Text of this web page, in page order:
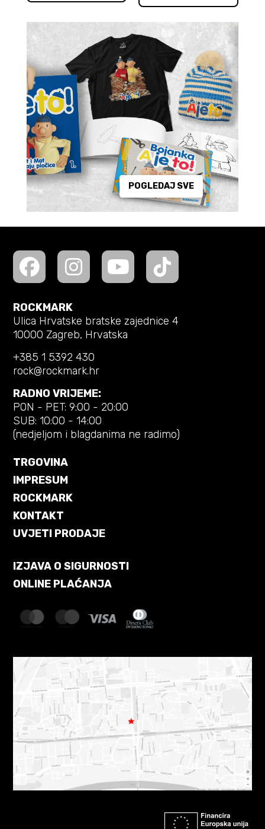
POGLEDAJ SVE
ROCKMARK
Ulica Hrvatske bratske zajednice 4
10000 Zagreb, Hrvatska
+385 1 5392 430
rock@rockmark.hr
RADNO VRIJEME:
PON - PET: 9:00 - 20:00
SUB: 10:00 - 14:00
(nedjeljom i blagdanima ne radimo)
TRGOVINA
IMPRESUM
ROCKMARK
KONTAKT
UVJETI PRODAJE
IZJAVA O SIGURNOSTI
ONLINE PLAĆANJA